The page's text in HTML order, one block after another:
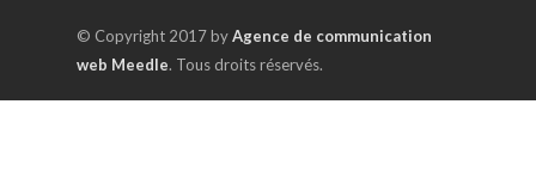
© Copyright 2017 byAgence de communication
web Meedle. Tous droits réservés.